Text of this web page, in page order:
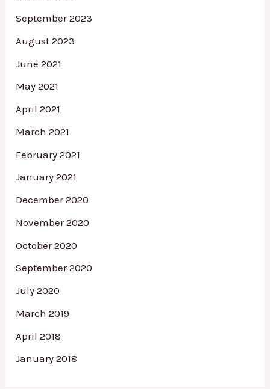
September 2023
August 2023
June 2021
May 2021
April 2021
March 2021
February 2021
January 2021
December 2020
November 2020
October 2020
September 2020
July 2020
March 2019
April 2018
January 2018